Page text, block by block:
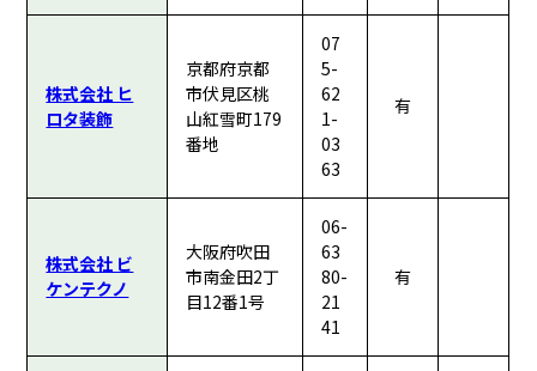
株式会社 ヒ
ロタ装飾
京都府京都
市伏見区桃
山紅雪町179
番地
07
5-
62
1-
03
63
有
株式会社 ビ
ケンテクノ
大阪府吹田
市南金田2丁
目12番1号
06-
63
80-
21
41
有